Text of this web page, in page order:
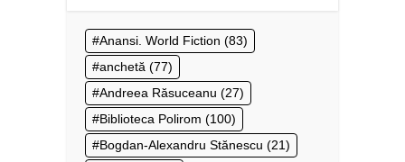
Anansi. World Fiction (83)
anchetă (77)
Andreea Răsuceanu (27)
Biblioteca Polirom (100)
Bogdan-Alexandru Stănescu (21)